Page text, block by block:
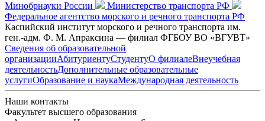
Минобрнауки России
Министерство транспорта РФ
Федеральное агентство морского и речного транспорта РФ
Каспийский институт морского и речного транспорта им.
ген.-адм. Ф. М. Апраксина — филиал ФГБОУ ВО «ВГУВТ»
Сведения об образовательной
организацииАбитуриентуСтудентуО филиалеВнеучебная
деятельностьДополнительные образовательные
услугиОбразование и наукаМеждународная деятельность
Наши контакты
Факультет высшего образования